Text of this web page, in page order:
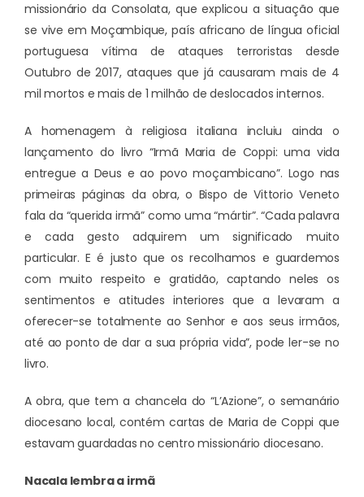
missionário da Consolata, que explicou a situação que
se vive em Moçambique, país africano de língua oficial
portuguesa vítima de ataques terroristas desde
Outubro de 2017, ataques que já causaram mais de 4
mil mortos e mais de 1 milhão de deslocados internos.
A homenagem à religiosa italiana incluiu ainda o
lançamento do livro “Irmã Maria de Coppi: uma vida
entregue a Deus e ao povo moçambicano”. Logo nas
primeiras páginas da obra, o Bispo de Vittorio Veneto
fala da “querida irmã” como uma “mártir”. “Cada palavra
e cada gesto adquirem um significado muito
particular. E é justo que os recolhamos e guardemos
com muito respeito e gratidão, captando neles os
sentimentos e atitudes interiores que a levaram a
oferecer-se totalmente ao Senhor e aos seus irmãos,
até ao ponto de dar a sua própria vida”, pode ler-se no
livro.
A obra, que tem a chancela do “L’Azione”, o semanário
diocesano local, contém cartas de Maria de Coppi que
estavam guardadas no centro missionário diocesano.
Nacala lembra a irmã